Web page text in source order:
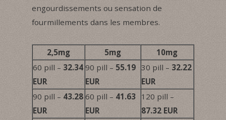
engourdissements ou sensation de
fourmillements dans les membres.
2,5mg 5mg
10mg
60 pill – 32.34
EUR
90 pill – 55.19
EUR
30 pill – 32.22
EUR
90 pill – 43.28
EUR
60 pill – 41.63
EUR
120 pill –
87.32 EUR